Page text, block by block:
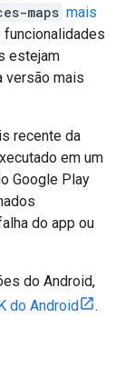
maps mais
funcionalidades
estejam
versão mais
recente da
em um
Google Play
do app ou
do Android,
do Android .